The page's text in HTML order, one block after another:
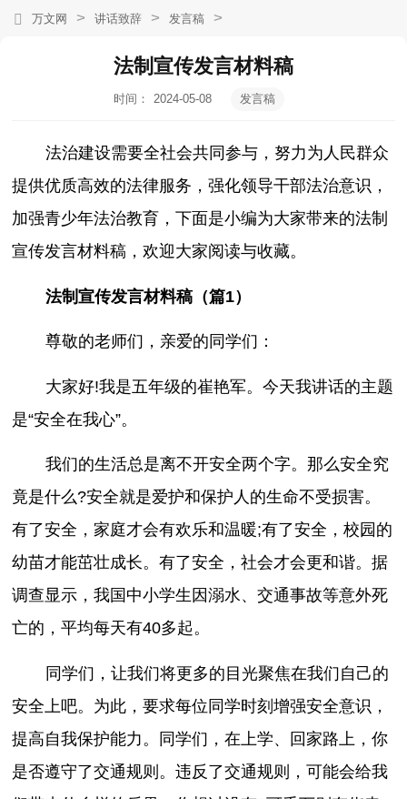
万文网 > 讲话致辞 > 发言稿 >
法制宣传发言材料稿
时间：
2024-05-08
发言稿
法治建设需要全社会共同参与，努力为人民群众
提供优质高效的法律服务，强化领导干部法治意识，
加强青少年法治教育，下面是小编为大家带来的法制
宣传发言材料稿，欢迎大家阅读与收藏。
法制宣传发言材料稿（篇1）
尊敬的老师们，亲爱的同学们：
大家好!我是五年级的崔艳军。今天我讲话的主题
是“安全在我心”。
我们的生活总是离不开安全两个字。那么安全究
竟是什么?安全就是爱护和保护人的生命不受损害。
有了安全，家庭才会有欢乐和温暖;有了安全，校园的
幼苗才能茁壮成长。有了安全，社会才会更和谐。据
调查显示，我国中小学生因溺水、交通事故等意外死
亡的，平均每天有40多起。
同学们，让我们将更多的目光聚焦在我们自己的
安全上吧。为此，要求每位同学时刻增强安全意识，
提高自我保护能力。同学们，在上学、回家路上，你
是否遵守了交通规则。违反了交通规则，可能会给我